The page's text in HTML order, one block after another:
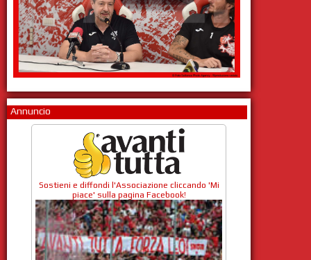
Annuncio
Sostieni e diffondi l'Associazione cliccando 'Mi
piace' sulla pagina Facebook!